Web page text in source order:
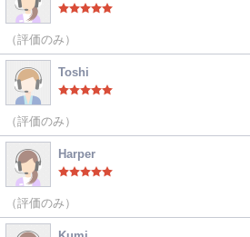
（評価のみ）
Toshi
（評価のみ）
Harper
（評価のみ）